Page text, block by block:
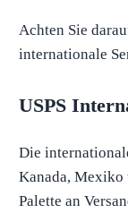
Achten Sie
internationale
USPS
Die
Kanada, Mexiko
Palette an